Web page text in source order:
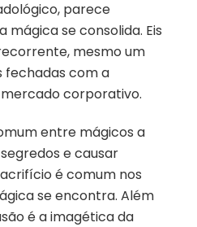
parece
se consolida. Eis
mesmo um
fechadas com a
corporativo.
entre mágicos a
e causar
é comum nos
se encontra. Além
é a imagética da